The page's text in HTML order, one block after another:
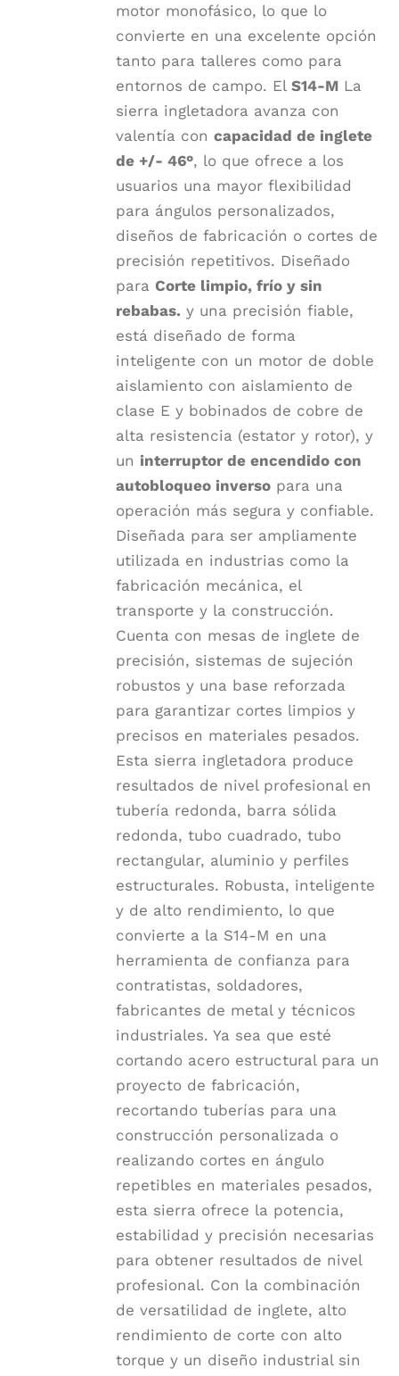
motor monofásico, lo que lo
convierte en una excelente opción
tanto para talleres como para
entornos de campo. ElS14-M La
sierra ingletadora avanza con
valentía concapacidad de inglete
de +/- 46°, lo que ofrece a los
usuarios una mayor flexibilidad
para ángulos personalizados,
diseños de fabricación o cortes de
precisión repetitivos. Diseñado
paraCorte limpio, frío y sin
rebabas. y una precisión fiable,
está diseñado de forma
inteligente con un motor de doble
aislamiento con aislamiento de
clase E y bobinados de cobre de
alta resistencia (estator y rotor), y
un interruptor de encendido con
autobloqueo inverso para una
operación más segura y confiable.
Diseñada para ser ampliamente
utilizada en industrias como la
fabricación mecánica, el
transporte y la construcción.
Cuenta con mesas de inglete de
precisión, sistemas de sujeción
robustos y una base reforzada
para garantizar cortes limpios y
precisos en materiales pesados.
Esta sierra ingletadora produce
resultados de nivel profesional en
tubería redonda, barra sólida
redonda, tubo cuadrado, tubo
rectangular, aluminio y perfiles
estructurales. Robusta, inteligente
y de alto rendimiento, lo que
convierte a la S14-M en una
herramienta de confianza para
contratistas, soldadores,
fabricantes de metal y técnicos
industriales. Ya sea que esté
cortando acero estructural para un
proyecto de fabricación,
recortando tuberías para una
construcción personalizada o
realizando cortes en ángulo
repetibles en materiales pesados,
esta sierra ofrece la potencia,
estabilidad y precisión necesarias
para obtener resultados de nivel
profesional. Con la combinación
de versatilidad de inglete, alto
rendimiento de corte con alto
torque y un diseño industrial sin